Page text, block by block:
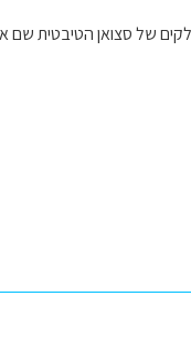
של סצואן הטיבטית שם